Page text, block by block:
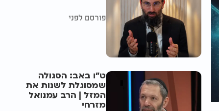
פורסם לפני
ט"ו באב: הסגולה
שמסוגלת לשנות את
המזל | הרב עמנואל
מזרחי